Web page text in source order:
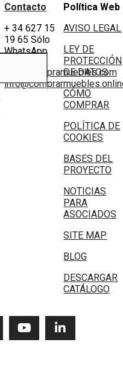
Contacto
+ 34 627 15
19 65 Sólo
WhatsApp
info@compramuebles.com
Política Web
AVISO LEGAL
LEY DE
PROTECCIÓN
DE DATOS
CÓMO
COMPRAR
POLÍTICA DE
COOKIES
BASES DEL
PROYECTO
NOTICIAS
PARA
ASOCIADOS
SITE MAP
BLOG
DESCARGAR
CATÁLOGO